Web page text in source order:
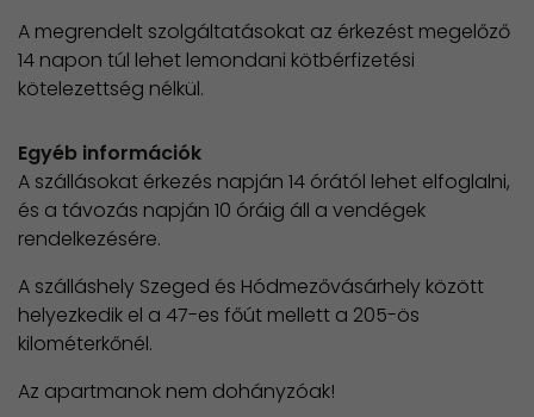
A megrendelt szolgáltatásokat az érkezést megelőző
14 napon túl lehet lemondani kötbérfizetési
kötelezettség nélkül.
Egyéb információk
A szállásokat érkezés napján 14 órától lehet elfoglalni,
és a távozás napján 10 óráig áll a vendégek
rendelkezésére.
A szálláshely Szeged és Hódmezővásárhely között
helyezkedik el a 47-es főút mellett a 205-ös
kilométerkőnél.
Az apartmanok nem dohányzóak!